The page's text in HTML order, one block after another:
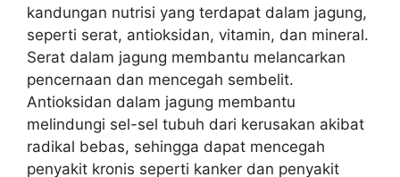
kandungan nutrisi yang terdapat dalam jagung,
seperti serat, antioksidan, vitamin, dan mineral.
Serat dalam jagung membantu melancarkan
pencernaan dan mencegah sembelit.
Antioksidan dalam jagung membantu
melindungi sel-sel tubuh dari kerusakan akibat
radikal bebas, sehingga dapat mencegah
penyakit kronis seperti kanker dan penyakit